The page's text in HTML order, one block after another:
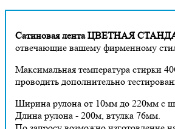
Сатиновая лента ЦВЕТНАЯ
отвечающие вашему фирменному
Максимальная температура стирки
проводить дополнительно
Ширина рулона от 10мм до 220мм с
Длина рулона - 200м, втулка 76мм.